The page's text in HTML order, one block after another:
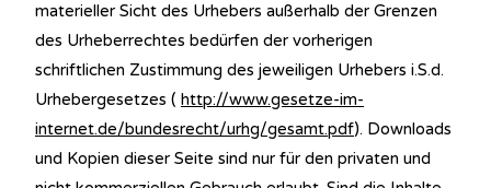
materieller Sicht des Urhebers außerhalb der Grenzen
des Urheberrechtes bedürfen der vorherigen
schriftlichen Zustimmung des jeweiligen Urhebers i.S.d.
Urhebergesetzes ( http://www.gesetze-im-
internet.de/bundesrecht/urhg/gesamt.pdf). Downloads
und Kopien dieser Seite sind nur für den privaten und